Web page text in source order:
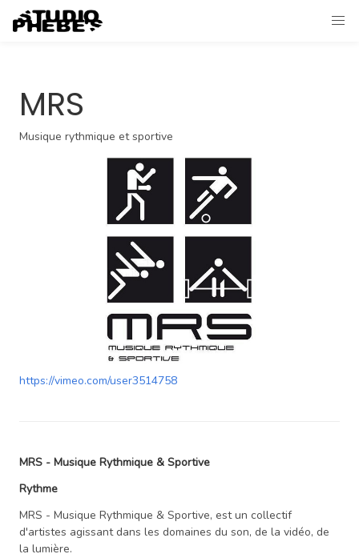
MRS
Musique rythmique et sportive
https://vimeo.com/user3514758
MRS - Musique Rythmique & Sportive
Rythme
MRS - Musique Rythmique & Sportive, est un collectif
d'artistes agissant dans les domaines du son, de la vidéo, de
la lumière.